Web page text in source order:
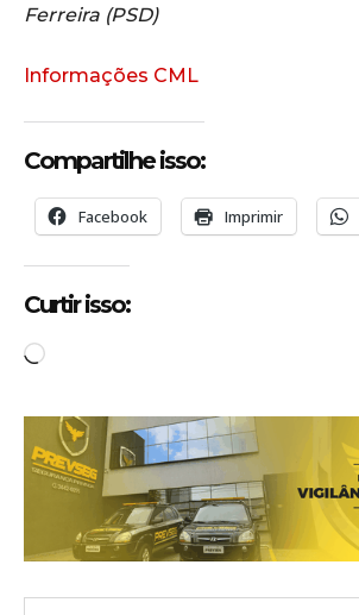
Ferreira (PSD)
Informações CML
Compartilhe isso:
Facebook Imprimir
Curtir isso:
C
r
r
e
n
d